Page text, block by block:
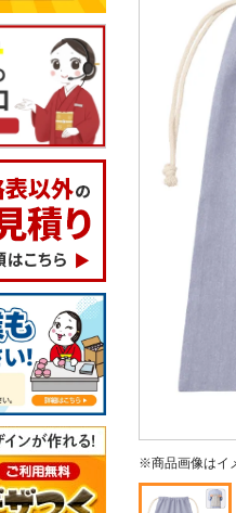
※商品画像はイ